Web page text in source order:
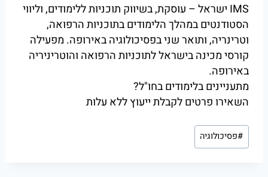
IMS ישראל – עוסקת, בשיווק תוכניות ללימודים, וליווי
הסטודנטים במהלך הלימודים בתוכניות הרפואה,
וטרינריה, ותואר שני בפסיכולוגיה באירופה. מפעילה
קורסי מכינה בישראל לתוכניות הרפואה והוטריניריה
באירופה.
מתעניינים בלימודים בחו"ל?
השאירו פרטים לקבלת ייעוץ ללא עלות
Post
Tags:
#פסיכולוגיה